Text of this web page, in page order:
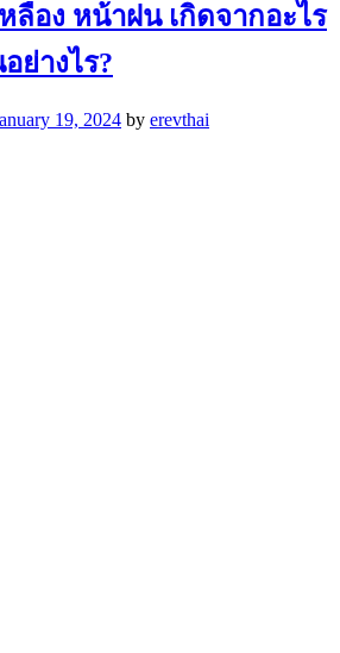
ลือง หน้าฝน เกิดจากอะไร
ย่างไร?
19, 2024 by erevthai